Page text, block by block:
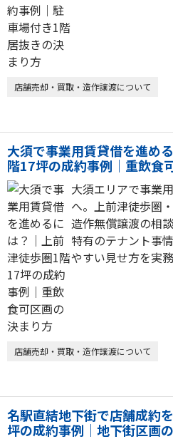
店舗売却・買取・造作譲渡について
大須で事業用賃貸借を進め
階17坪の成約事例｜重飲食
大須エリアで事業
へ。上前津徒歩圏
造作無償譲渡の相
特有のテナント事
やすい見せ方を実
店舗売却・買取・造作譲渡について
名駅直結地下街で店舗成約
坪の成約事例｜地下街区画